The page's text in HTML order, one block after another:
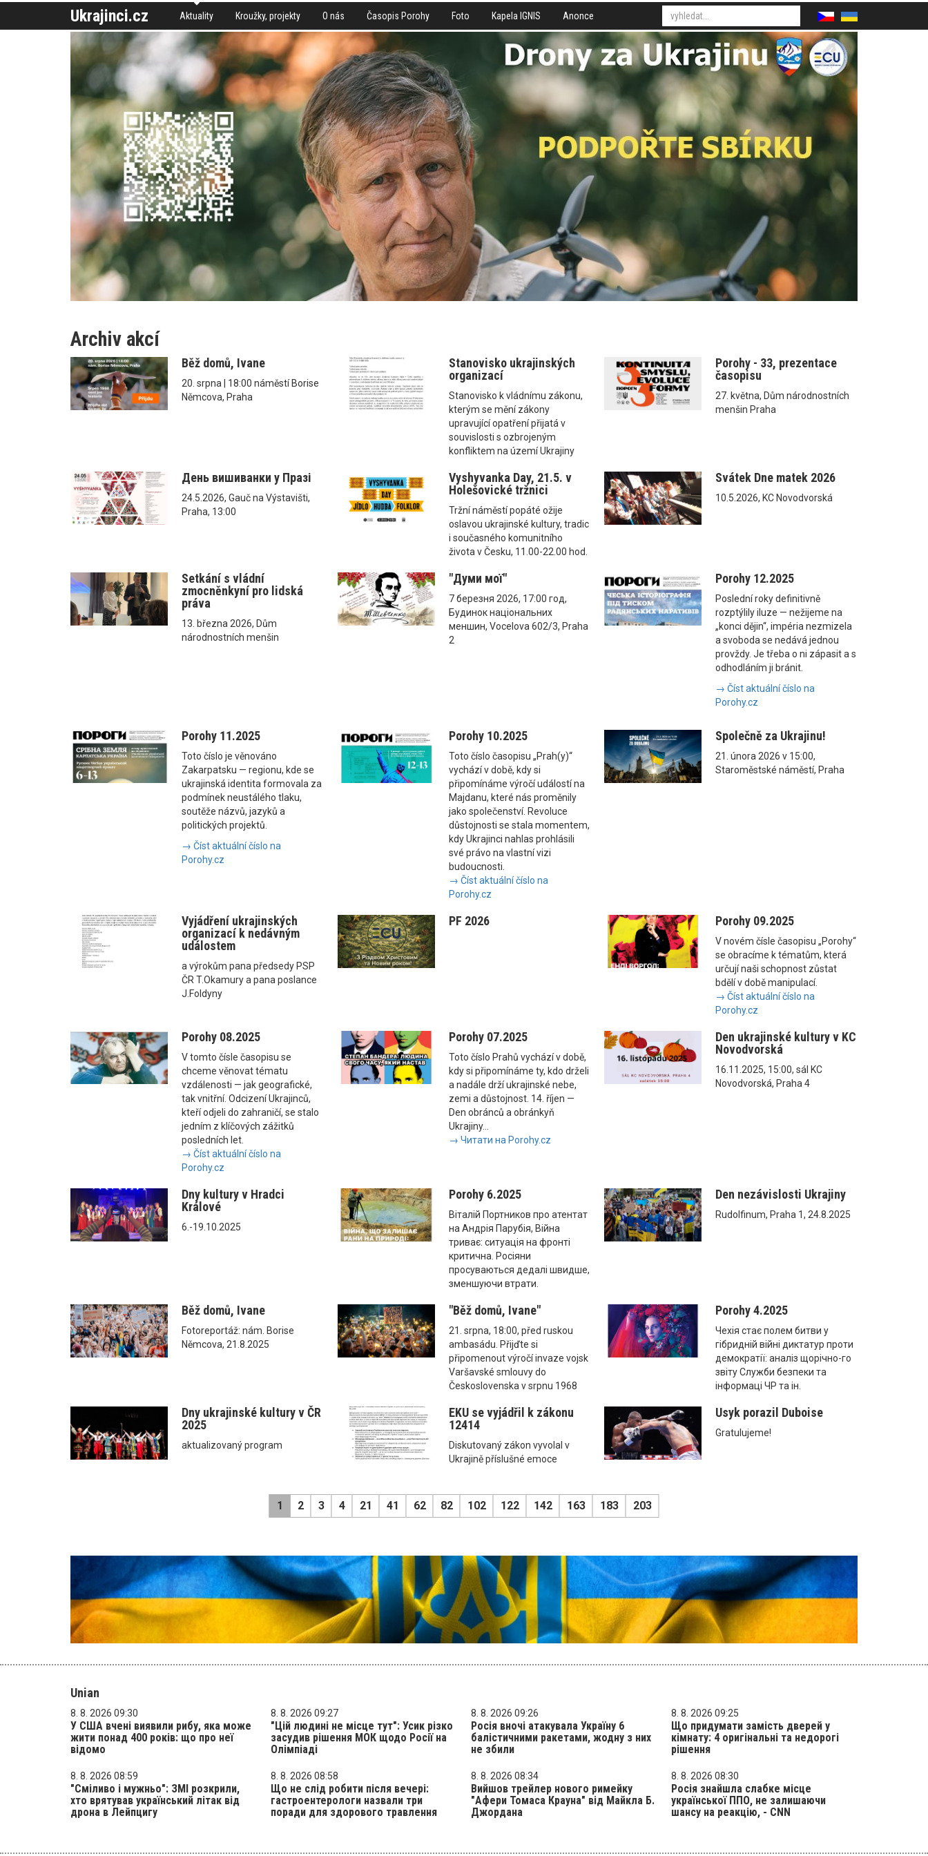
Ukrajinci.cz Aktuality Kroužky, projekty O nás Časopis Porohy Foto Kapela IGNIS Anonce
Archiv akcí
Běž domů, Ivane
20. srpna | 18:00 náměstí Borise
Němcova, Praha
Stanovisko ukrajinských
organizací
Stanovisko k vládnímu zákonu,
kterým se mění zákony
upravující opatření přijatá v
souvislosti s ozbrojeným
konfliktem na území Ukrajiny
Porohy - 33, prezentace
časopisu
27. května, Dům národnostních
menšin Praha
День вишиванки у Празі
24.5.2026, Gauč na Výstavišti,
Praha, 13:00
Vyshyvanka Day, 21.5. v
Holešovické tržnici
Tržní náměstí popáté ožije
oslavou ukrajinské kultury, tradic
i současného komunitního
života v Česku, 11.00-22.00 hod.
Svátek Dne matek 2026
10.5.2026, KC Novodvorská
Setkání s vládní
zmocněnkyní pro lidská
práva
13. března 2026, Dům
národnostních menšin
"Думи мої"
7 березня 2026, 17:00 год,
Будинок національних
меншин, Vocelova 602/3, Praha
2
Porohy 12.2025
Poslední roky definitivně
rozptýlily iluze — nežijeme na
„konci dějin“, impéria nezmizela
a svoboda se nedává jednou
provždy. Je třeba o ni zápasit a s
odhodláním ji bránit.
→ Číst aktuální číslo na
Porohy.cz
Porohy 11.2025
Toto číslo je věnováno
Zakarpatsku — regionu, kde se
ukrajinská identita formovala za
podmínek neustálého tlaku,
soutěže názvů, jazyků a
politických projektů.
→ Číst aktuální číslo na
Porohy.cz
Porohy 10.2025
Toto číslo časopisu „Prah(y)“
vychází v době, kdy si
připomínáme výročí událostí na
Majdanu, které nás proměnily
jako společenství. Revoluce
důstojnosti se stala momentem,
kdy Ukrajinci nahlas prohlásili
své právo na vlastní vizi
budoucnosti.
→ Číst aktuální číslo na
Porohy.cz
Společně za Ukrajinu!
21. února 2026 v 15:00,
Staroměstské náměstí, Praha
Vyjádření ukrajinských
organizací k nedávným
událostem
a výrokům pana předsedy PSP
ČR T.Okamury a pana poslance
J.Foldyny
PF 2026 Porohy 09.2025
V novém čísle časopisu „Porohy“
se obracíme k tématům, která
určují naši schopnost zůstat
bdělí v době manipulací.
→ Číst aktuální číslo na
Porohy.cz
Porohy 08.2025
V tomto čísle časopisu se
chceme věnovat tématu
vzdálenosti — jak geografické,
tak vnitřní. Odcizení Ukrajinců,
kteří odjeli do zahraničí, se stalo
jedním z klíčových zážitků
posledních let.
→ Číst aktuální číslo na
Porohy.cz
Porohy 07.2025
Toto číslo Prahů vychází v době,
kdy si připomínáme ty, kdo drželi
a nadále drží ukrajinské nebe,
zemi a důstojnost. 14. říjen —
Den obránců a obránkyň
Ukrajiny...
→ Читати на Porohy.cz
Den ukrajinské kultury v KC
Novodvorská
16.11.2025, 15:00, sál KC
Novodvorská, Praha 4
Dny kultury v Hradci
Králové
6.-19.10.2025
Porohy 6.2025
Віталій Портников про атентат
на Андрія Парубія, Війна
триває: ситуація на фронті
критична. Росіяни
просуваються дедалі швидше,
зменшуючи втрати.
Den nezávislosti Ukrajiny
Rudolfinum, Praha 1, 24.8.2025
Běž domů, Ivane
Fotoreportáž: nám. Borise
Němcova, 21.8.2025
"Běž domů, Ivane"
21. srpna, 18:00, před ruskou
ambasádu. Přijďte si
připomenout výročí invaze vojsk
Varšavské smlouvy do
Československa v srpnu 1968
Porohy 4.2025
Чехія стає полем битви у
гібридній війні диктатур проти
демократії: аналіз щорічно-го
звіту Служби безпеки та
інформаці ЧР та ін.
Dny ukrajinské kultury v ČR
2025
aktualizovaný program
EKU se vyjádřil k zákonu
12414
Diskutovaný zákon vyvolal v
Ukrajině příslušné emoce
Usyk porazil Duboise
Gratulujeme!
1 2 3 4 21 41 62 82 102 122 142 163 183 203
Unian
8. 8. 2026 09:30
У США вчені виявили рибу, яка може
жити понад 400 років: що про неї
відомо
8. 8. 2026 09:27
"Цій людині не місце тут": Усик різко
засудив рішення МОК щодо Росії на
Олімпіаді
8. 8. 2026 09:26
Росія вночі атакувала Україну 6
балістичними ракетами, жодну з них
не збили
8. 8. 2026 09:25
Що придумати замість дверей у
кімнату: 4 оригінальні та недорогі
рішення
8. 8. 2026 08:59
"Сміливо і мужньо": ЗМІ розкрили,
хто врятував український літак від
дрона в Лейпцигу
8. 8. 2026 08:58
Що не слід робити після вечері:
гастроентерологи назвали три
поради для здорового травлення
8. 8. 2026 08:34
Вийшов трейлер нового римейку
"Афери Томаса Крауна" від Майкла Б.
Джордана
8. 8. 2026 08:30
Росія знайшла слабке місце
української ППО, не залишаючи
шансу на реакцію, - CNN